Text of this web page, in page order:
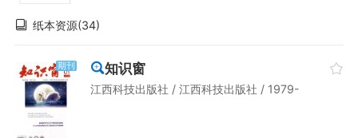
纸本资源(34)
期刊 知识窗
江西科技出版社 / 江西科技出版社 / 1979-